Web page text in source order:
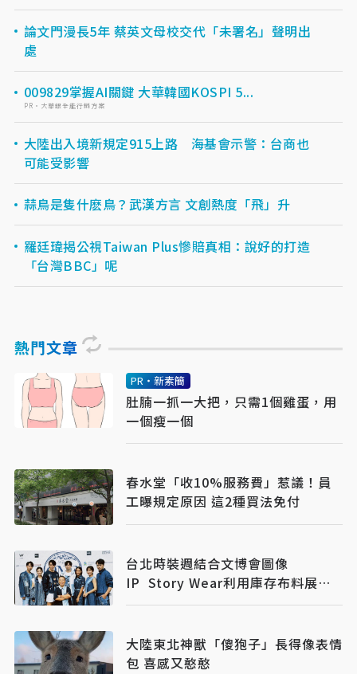
論文門漫長5年 蔡英文母校交代「未署名」聲明出
處
009829掌握AI關鍵 大華韓國KOSPI 5...
PR・大華銀全能行銷方案
大陸出入境新規定915上路 海基會示警：台商也
可能受影響
蒜鳥是隻什麽鳥？武漢方言 文創熱度「飛」升
羅廷瑋揭公視Taiwan Plus慘賠真相：說好的打造
「台灣BBC」呢
熱門文章
PR・新素簡
肚腩一抓一大把，只需1個雞蛋，用
一個瘦一個
春水堂「收10%服務費」惹議！員
工曝規定原因 這2種買法免付
台北時裝週結合文博會圖像
IP Story Wear利用庫存布料展現
零廢精神
大陸東北神獸「傻狍子」長得像表情
包 喜感又憨憨